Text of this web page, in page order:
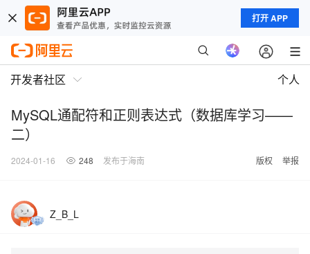
打开 APP
开发者社区 个人
MySQL通配符和正则表达式（数据库学习——
二）
2024-01-16 248 发布于海南 版权 举报
Z_B_L